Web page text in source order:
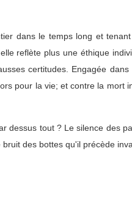
dans le temps long et
reflète plus une éthique
certitudes. Engagée dans
pour la vie; et contre la mort
dessus tout ? Le silence des
des bottes qu'il précède